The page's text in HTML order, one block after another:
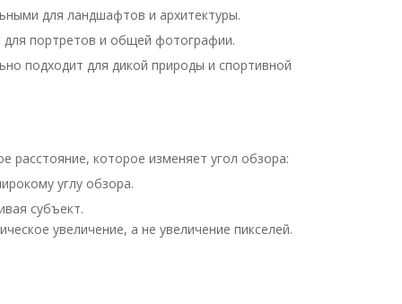
для ландшафтов и архитектуры.
для портретов и общей фотографии.
подходит для дикой природы и спортивной
расстояние, которое изменяет угол обзора:
углу обзора.
субъект.
увеличение, а не увеличение пикселей.